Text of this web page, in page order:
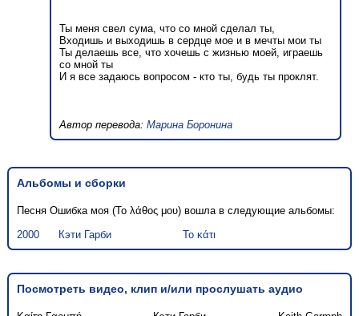
Ты меня свел сума, что со мной сделал ты,
Входишь и выходишь в сердце мое и в мечты мои ты
Ты делаешь все, что хочешь с жизнью моей, играешь
со мной ты
И я все задаюсь вопросом - кто ты, будь ты проклят.
Автор перевода:Марина Боронина
Альбомы и сборки
Песня Ошибка моя (Το λάθος μου) вошла в следующие альбомы:
2000
Кэти Гарби Το κάτι
Посмотреть видео, клип и/или прослушать аудио